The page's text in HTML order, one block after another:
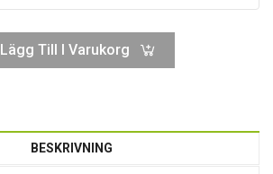
Lägg Till I Varukorg
BESKRIVNING